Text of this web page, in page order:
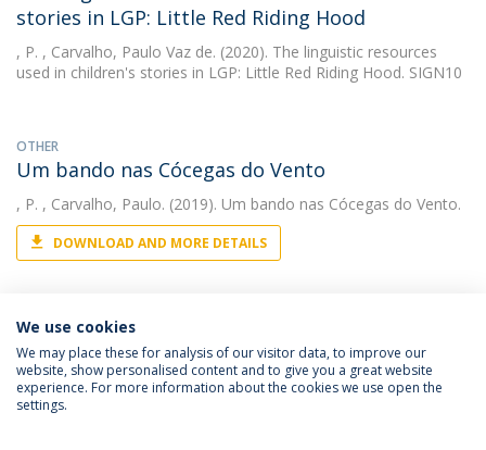
stories in LGP: Little Red Riding Hood
, P. , Carvalho, Paulo Vaz de. (2020). The linguistic resources
used in children's stories in LGP: Little Red Riding Hood. SIGN10
OTHER
Um bando nas Cócegas do Vento
, P. , Carvalho, Paulo. (2019). Um bando nas Cócegas do Vento.
DOWNLOAD AND MORE DETAILS
Política de Privacidade
Termos e Condições
We use cookies
We may place these for analysis of our visitor data, to improve our
website, show personalised content and to give you a great website
experience. For more information about the cookies we use open the
settings.